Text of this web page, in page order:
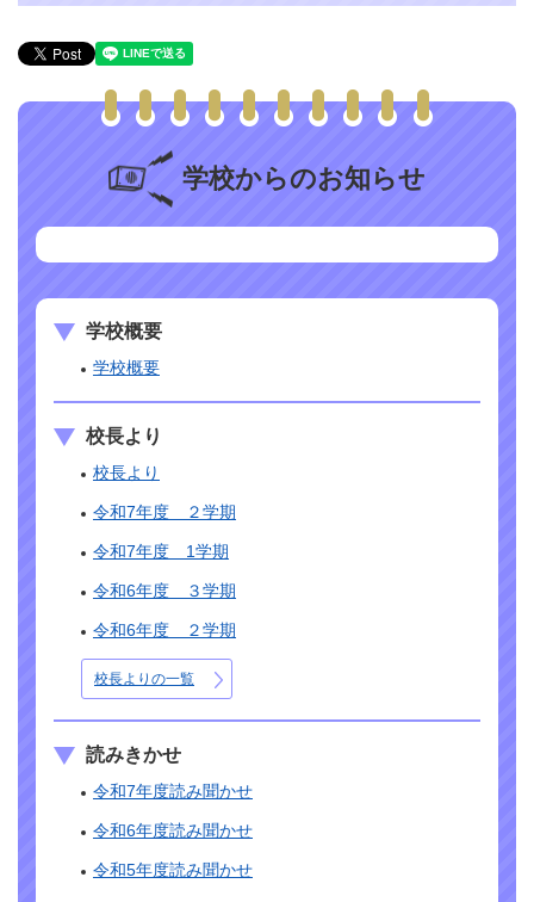
学校からのお知らせ
学校概要
学校概要
校長より
校長より
令和7年度 ２学期
令和7年度 1学期
令和6年度 ３学期
令和6年度 ２学期
校長よりの一覧
読みきかせ
令和7年度読み聞かせ
令和6年度読み聞かせ
令和5年度読み聞かせ